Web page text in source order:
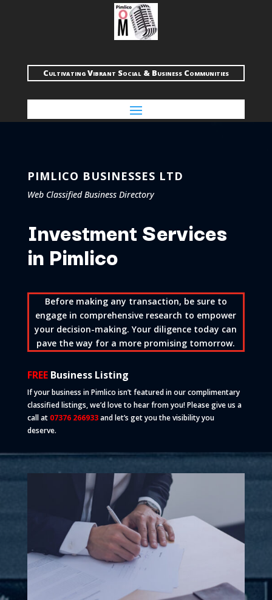
Cultivating Vibrant Social & Business Communities
PIMLICO BUSINESSES LTD
Web Classified Business Directory
Investment Services
in Pimlico
Before making any transaction, be sure to
engage in comprehensive research to empower
your decision-making. Your diligence today can
pave the way for a more promising tomorrow.
FREEBusiness Listing
If your business in Pimlico isn’t featured in our complimentary
classified listings, we’d love to hear from you! Please give us a
call at 07376 266933and let’s get you the visibility you
deserve.